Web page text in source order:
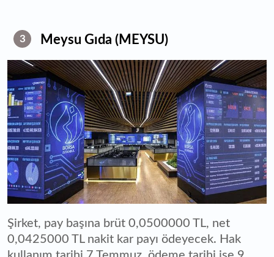
3 Meysu Gıda (MEYSU)
Şirket, pay başına brüt 0,0500000 TL, net
0,0425000 TL nakit kar payı ödeyecek. Hak